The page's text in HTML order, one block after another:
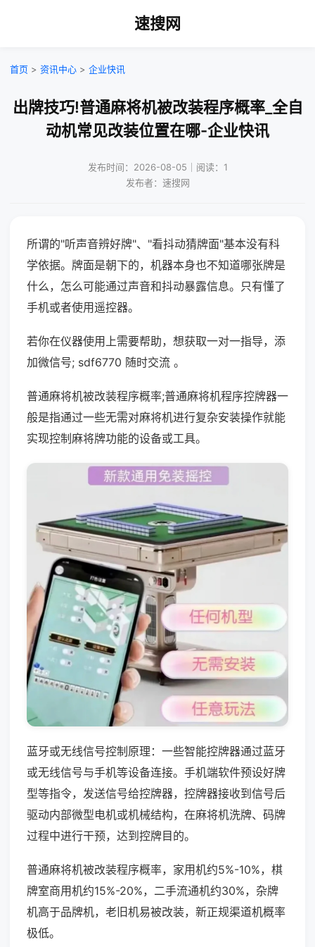
速搜网
首页 > 资讯中心 > 企业快讯
出牌技巧!普通麻将机被改装程序概率_全自
动机常见改装位置在哪-企业快讯
发布时间：2026-08-05｜阅读：1
发布者：速搜网
所谓的"听声音辨好牌"、"看抖动猜牌面"基本没有科
学依据。牌面是朝下的，机器本身也不知道哪张牌是
什么，怎么可能通过声音和抖动暴露信息。只有懂了
手机或者使用遥控器。
若你在仪器使用上需要帮助，想获取一对一指导，添
加微信号; sdf6770 随时交流 。
普通麻将机被改装程序概率;普通麻将机程序控牌器一
般是指通过一些无需对麻将机进行复杂安装操作就能
实现控制麻将牌功能的设备或工具。
蓝牙或无线信号控制原理：一些智能控牌器通过蓝牙
或无线信号与手机等设备连接。手机端软件预设好牌
型等指令，发送信号给控牌器，控牌器接收到信号后
驱动内部微型电机或机械结构，在麻将机洗牌、码牌
过程中进行干预，达到控牌目的。
普通麻将机被改装程序概率，家用机约5%-10%，棋
牌室商用机约15%-20%，二手流通机约30%，杂牌
机高于品牌机，老旧机易被改装，新正规渠道机概率
极低。